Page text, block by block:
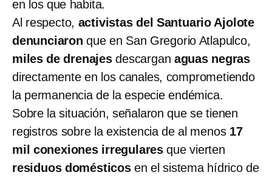
en los que habita.
Al respecto, activistas del Santuario Ajolote
denunciaron que en San Gregorio Atlapulco,
miles de drenajesdescargan aguas negras
directamente en los canales, comprometiendo
la permanencia de la especie endémica.
Sobre la situación, señalaron que se tienen
registros sobre la existencia de al menos 17
mil conexiones irregulares que vierten
residuos domésticosen el sistema hídrico de